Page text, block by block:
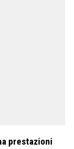
prestazioni